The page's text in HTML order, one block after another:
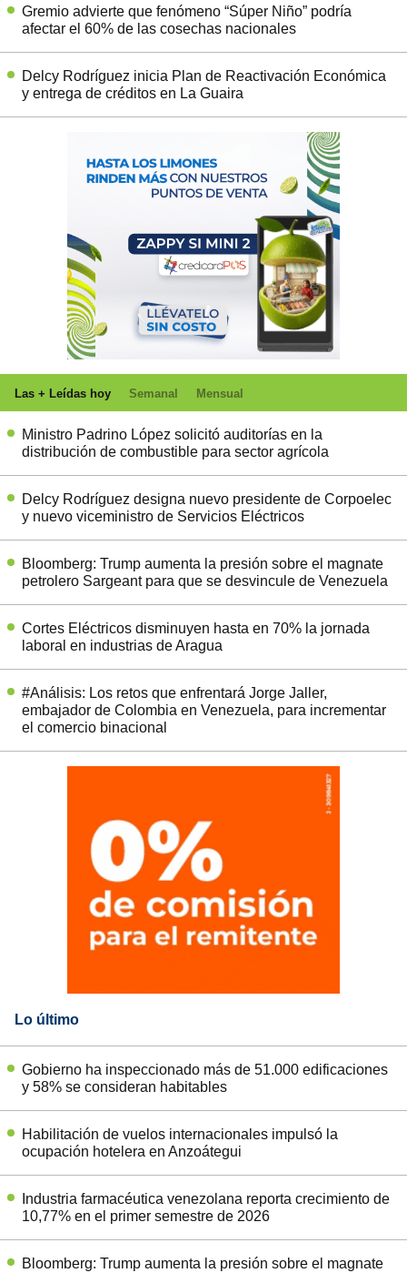
Gremio advierte que fenómeno “Súper Niño” podría
afectar el 60% de las cosechas nacionales
Delcy Rodríguez inicia Plan de Reactivación Económica
y entrega de créditos en La Guaira
Las + Leídas hoy Semanal Mensual
Ministro Padrino López solicitó auditorías en la
distribución de combustible para sector agrícola
Delcy Rodríguez designa nuevo presidente de Corpoelec
y nuevo viceministro de Servicios Eléctricos
Bloomberg: Trump aumenta la presión sobre el magnate
petrolero Sargeant para que se desvincule de Venezuela
Cortes Eléctricos disminuyen hasta en 70% la jornada
laboral en industrias de Aragua
#Análisis: Los retos que enfrentará Jorge Jaller,
embajador de Colombia en Venezuela, para incrementar
el comercio binacional
Lo último
Gobierno ha inspeccionado más de 51.000 edificaciones
y 58% se consideran habitables
Habilitación de vuelos internacionales impulsó la
ocupación hotelera en Anzoátegui
Industria farmacéutica venezolana reporta crecimiento de
10,77% en el primer semestre de 2026
Bloomberg: Trump aumenta la presión sobre el magnate